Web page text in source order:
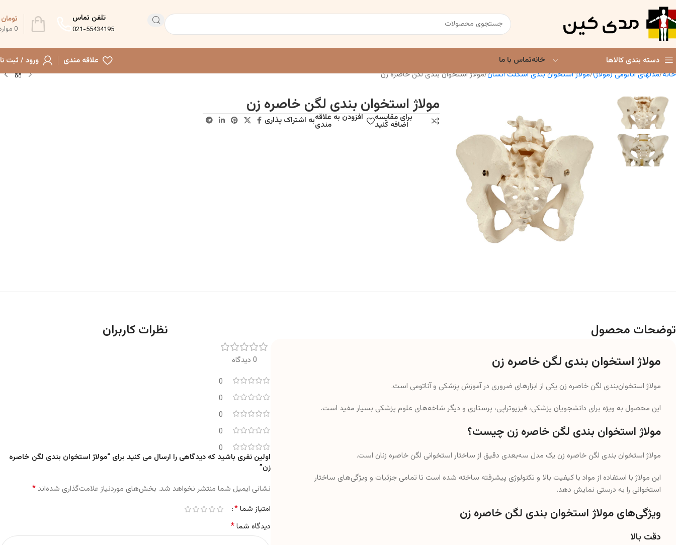
تلفن تماس
021-55434195
0
تومان
دسته بندی کالاها خانهتماس با ما علاقه مندی
ورود / ثبت
خانه مدلهای آناتومی (مولاژ) مولاژ استخوان بندی اسکلت انسان مولاژ استخوان‌ بندی لگن خاصره زن
مولاژ استخوان‌ بندی لگن خاصره زن
برای مقایسه
اضافه کنید
افزودن به علاقه
مندیبه اشتراک پذاری
توضحات محصول
مولاژ استخوان‌ بندی لگن خاصره زن
مولاژ استخوان‌بندی لگن خاصره زن یکی از ابزارهای ضروری در آموزش پزشکی و آناتومی است.
این محصول به ویژه برای دانشجویان پزشکی، فیزیوتراپی، پرستاری و دیگر شاخه‌های علوم پزشکی بسیار مفید است.
مولاژ استخوان‌ بندی لگن خاصره زن چیست؟
مولاژ استخوان‌ بندی لگن خاصره زن یک مدل سه‌بعدی دقیق از ساختار استخوانی لگن خاصره زنان است.
این مولاژ با استفاده از مواد با کیفیت بالا و تکنولوژی پیشرفته ساخته شده است تا تمامی جزئیات و ویژگی‌های ساختار
استخوانی را به درستی نمایش دهد.
ویژگی‌های مولاژ استخوان‌ بندی لگن خاصره زن
دقت بالا
نظرات کاربران
0 دیدگاه
0
0
0
0
0
اولین نفری باشید که دیدگاهی را ارسال می کنید برای “مولاژ استخوان‌ بندی لگن خاصره
زن”
نشانی ایمیل شما منتشر نخواهد شد. بخش‌های موردنیاز علامت‌گذاری شده‌اند*
امتیاز شما*
دیدگاه شما*